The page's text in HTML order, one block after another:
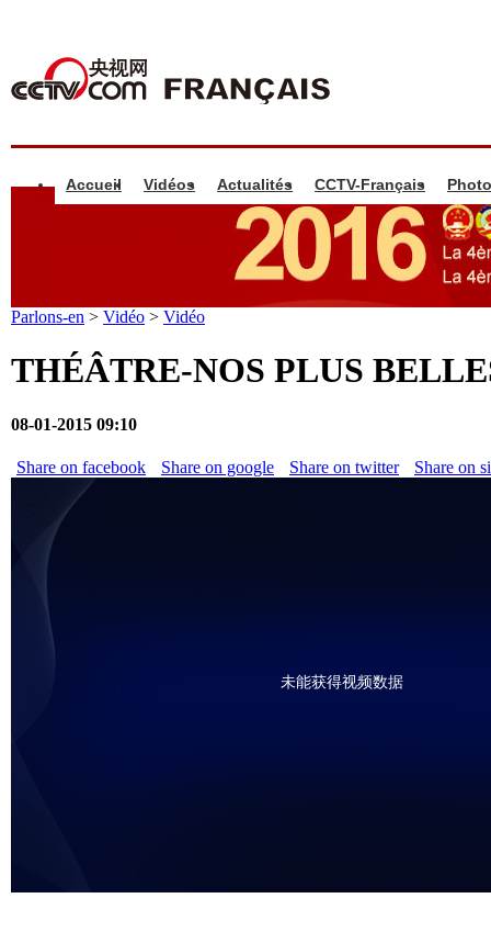
Accueil Vidéos Actualités CCTV-Français
Parlons-en > Vidéo > Vidéo
THÉÂTRE-NOS PLUS
08-01-2015 09:10
Share on facebook Share on google Share on twitter Share on
未能获得视频数据